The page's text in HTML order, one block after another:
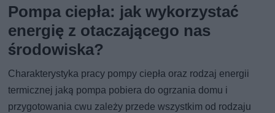
Pompa ciepła: jak wykorzystać
energię z otaczającego nas
środowiska?
Charakterystyka pracy pompy ciepła oraz rodzaj energii
termicznej jaką pompa pobiera do ogrzania domu i
przygotowania cwu zależy przede wszystkim od rodzaju